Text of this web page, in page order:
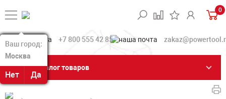
Ваш город:
Москва
Нет Да
Ваш город:
Москва
Нет Да
0
+7 800 555 42 85
Каталог товаров